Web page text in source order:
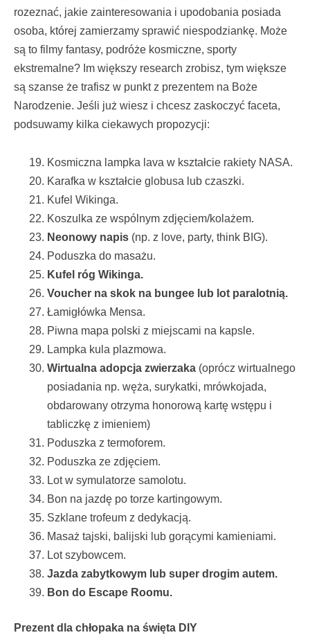
rozeznać, jakie zainteresowania i upodobania posiada
osoba, której zamierzamy sprawić niespodziankę. Może
są to filmy fantasy, podróże kosmiczne, sporty
ekstremalne? Im większy research zrobisz, tym większe
są szanse że trafisz w punkt z prezentem na Boże
Narodzenie. Jeśli już wiesz i chcesz zaskoczyć faceta,
podsuwamy kilka ciekawych propozycji:
Kosmiczna lampka lava w kształcie rakiety NASA.
Karafka w kształcie globusa lub czaszki.
Kufel Wikinga.
Koszulka ze wspólnym zdjęciem/kolażem.
Neonowy napis (np. z love, party, think BIG).
Poduszka do masażu.
Kufel róg Wikinga.
Voucher na skok na bungee lub lot paralotnią.
Łamigłówka Mensa.
Piwna mapa polski z miejscami na kapsle.
Lampka kula plazmowa.
Wirtualna adopcja zwierzaka (oprócz wirtualnego
posiadania np. węża, surykatki, mrówkojada,
obdarowany otrzyma honorową kartę wstępu i
tabliczkę z imieniem)
Poduszka z termoforem.
Poduszka ze zdjęciem.
Lot w symulatorze samolotu.
Bon na jazdę po torze kartingowym.
Szklane trofeum z dedykacją.
Masaż tajski, balijski lub gorącymi kamieniami.
Lot szybowcem.
Jazda zabytkowym lub super drogim autem.
Bon do Escape Roomu.
Prezent dla chłopaka na święta DIY